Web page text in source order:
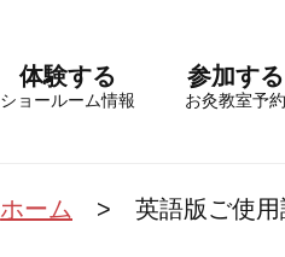
体験する
ショールーム情報
参加する
お灸教室予約
ホーム 英語版ご使